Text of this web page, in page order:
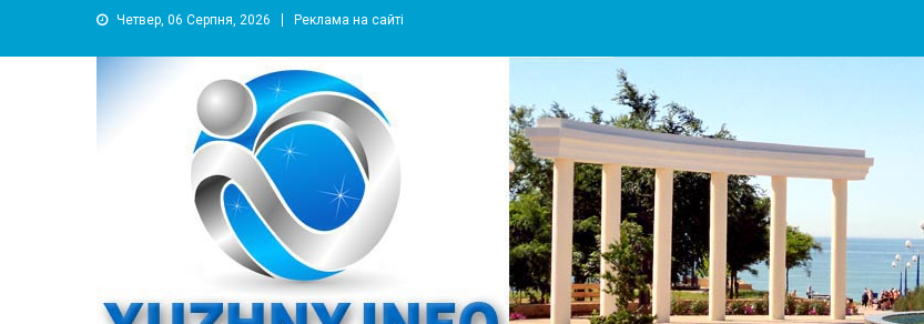
Четвер, 06 Серпня, 2026 Реклама на сайті
YUZHNY.INFO
информационный портал города Южный